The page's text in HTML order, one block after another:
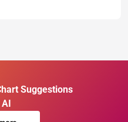
Suggestions